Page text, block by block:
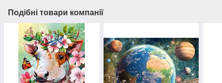
Подібні товари компанії